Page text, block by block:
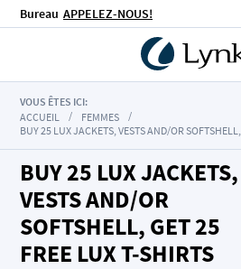
Bureau APPELEZ-NOUS!
VOUS ÊTES ICI:
ACCUEIL
FEMMES
BUY 25 LUX JACKETS, VESTS AND/OR
BUY 25 LUX JACKETS,
VESTS AND/OR
SOFTSHELL, GET 25
FREE LUX T-SHIRTS